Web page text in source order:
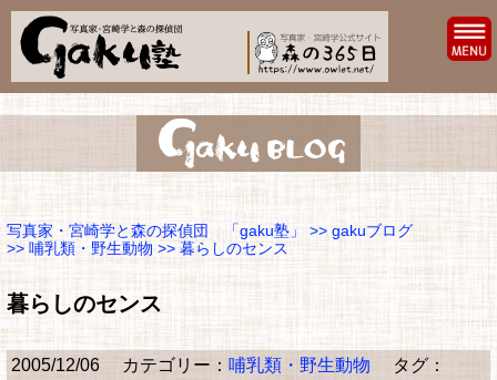
写真家・宮崎学と森の探偵団 「gaku塾」 >> gakuブログ
>> 哺乳類・野生動物 >> 暮らしのセンス
暮らしのセンス
2005/12/06 カテゴリー： 哺乳類・野生動物 タグ：